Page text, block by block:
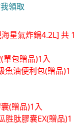
領取
星氣炸鍋4.2L] 共 1
單包贈品)1入
魚油便利包(贈品)1
(贈品)1入
胜肽膠囊EX(贈品)1